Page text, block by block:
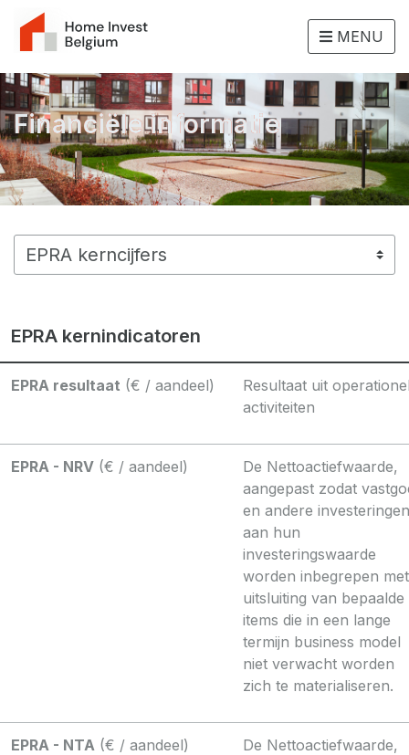
MENU
Financiële informatie
EPRA kernindicatoren
EPRA resultaat (€ / aandeel)
Resultaat uit
activiteiten
EPRA - NRV (€ / aandeel)
De Nettoactiefwaarde,
aangepast zodat
en andere investeringen
aan hun
investeringswaarde
worden inbegrepen met
uitsluiting van bepaalde
items die in een lange
termijn business model
niet verwacht worden
zich te materialiseren.
EPRA - NTA (€ / aandeel)
De Nettoactiefwaarde,